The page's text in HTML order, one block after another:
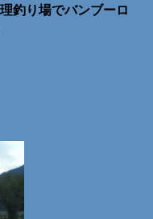
釣り場でバンブーロ